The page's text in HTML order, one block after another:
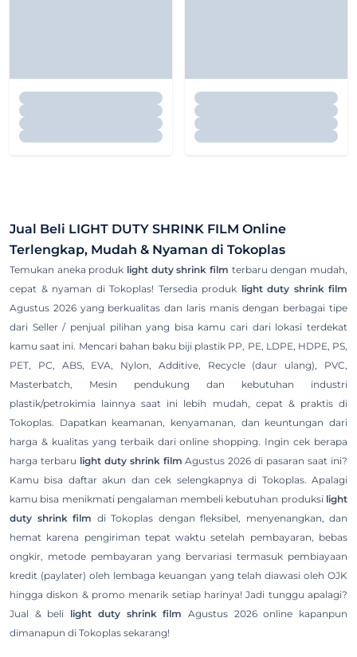
Jual Beli LIGHT DUTY SHRINK FILM Online
Terlengkap, Mudah & Nyaman di Tokoplas
Temukan aneka produk light duty shrink film terbaru dengan mudah,
cepat & nyaman di Tokoplas! Tersedia produk light duty shrink film
Agustus 2026 yang berkualitas dan laris manis dengan berbagai tipe
dari Seller / penjual pilihan yang bisa kamu cari dari lokasi terdekat
kamu saat ini. Mencari bahan baku biji plastik PP, PE, LDPE, HDPE, PS,
PET, PC, ABS, EVA, Nylon, Additive, Recycle (daur ulang), PVC,
Masterbatch, Mesin pendukung dan kebutuhan industri
plastik/petrokimia lainnya saat ini lebih mudah, cepat & praktis di
Tokoplas. Dapatkan keamanan, kenyamanan, dan keuntungan dari
harga & kualitas yang terbaik dari online shopping. Ingin cek berapa
harga terbaru light duty shrink film Agustus 2026 di pasaran saat ini?
Kamu bisa daftar akun dan cek selengkapnya di Tokoplas. Apalagi
kamu bisa menikmati pengalaman membeli kebutuhan produksi light
duty shrink film di Tokoplas dengan fleksibel, menyenangkan, dan
hemat karena pengiriman tepat waktu setelah pembayaran, bebas
ongkir, metode pembayaran yang bervariasi termasuk pembiayaan
kredit (paylater) oleh lembaga keuangan yang telah diawasi oleh OJK
hingga diskon & promo menarik setiap harinya! Jadi tunggu apalagi?
Jual & beli light duty shrink film Agustus 2026 online kapanpun
dimanapun di Tokoplas sekarang!